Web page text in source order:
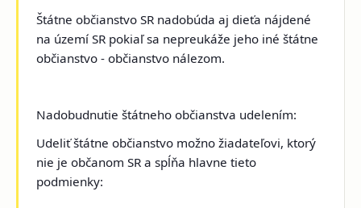
Štátne občianstvo SR nadobúda aj dieťa nájdené
na území SR pokiaľ sa nepreukáže jeho iné štátne
občianstvo - občianstvo nálezom.
Nadobudnutie štátneho občianstva udelením:
Udeliť štátne občianstvo možno žiadateľovi, ktorý
nie je občanom SR a spĺňa hlavne tieto
podmienky: